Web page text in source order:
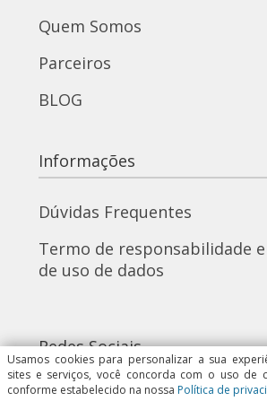
Usamos cookies para personalizar a sua
sites e serviços, você concorda com o uso de
conforme estabelecido na nossa Política de
Quem Somos
Parceiros
BLOG
Informações
Dúvidas Frequentes
Termo de responsabilidade
de uso de dados
Redes Sociais